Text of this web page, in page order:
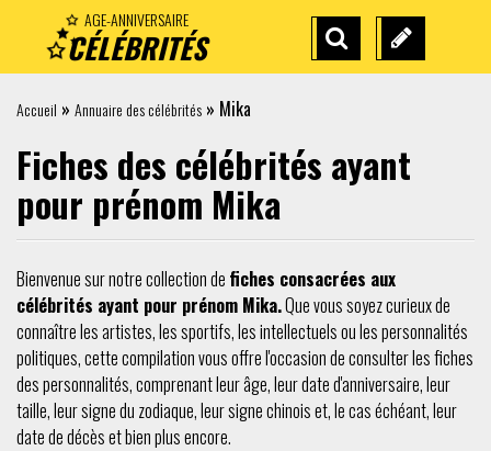
AGE-ANNIVERSAIRE
CÉLÉBRITÉS
RECHERCHE SUGGÉREZ
Accueil » Annuaire des célébrités » Mika
Fiches des célébrités ayant
pour prénom Mika
Bienvenue sur notre collection de fiches consacrées aux
célébrités ayant pour prénom Mika.Que vous soyez curieux de
connaître les artistes, les sportifs, les intellectuels ou les personnalités
politiques, cette compilation vous offre l'occasion de consulter les fiches
des personnalités, comprenant leur âge, leur date d'anniversaire, leur
taille, leur signe du zodiaque, leur signe chinois et, le cas échéant, leur
date de décès et bien plus encore.